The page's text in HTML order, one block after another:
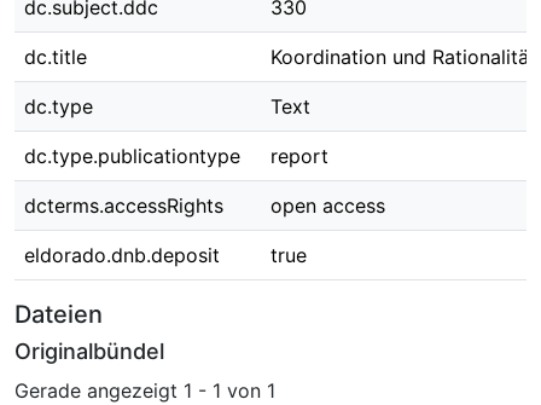
dc.subject.ddc 330
dc.title Koordination und Rationalität
dc.type Text
dc.type.publicationtype report
dcterms.accessRights open access
eldorado.dnb.deposit true
Dateien
Originalbündel
Gerade angezeigt 1 - 1 von 1